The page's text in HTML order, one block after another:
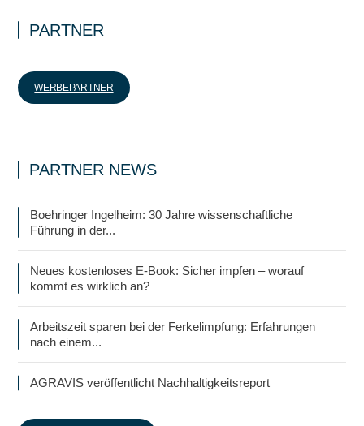
PARTNER
WERBEPARTNER
PARTNER NEWS
Boehringer Ingelheim: 30 Jahre wissenschaftliche
Führung in der...
Neues kostenloses E-Book: Sicher impfen – worauf
kommt es wirklich an?
Arbeitszeit sparen bei der Ferkelimpfung: Erfahrungen
nach einem...
AGRAVIS veröffentlicht Nachhaltigkeitsreport